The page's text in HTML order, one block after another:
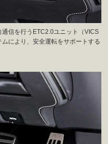
信を行うETC2.0ユニット（VICS
により、安全運転をサポートする